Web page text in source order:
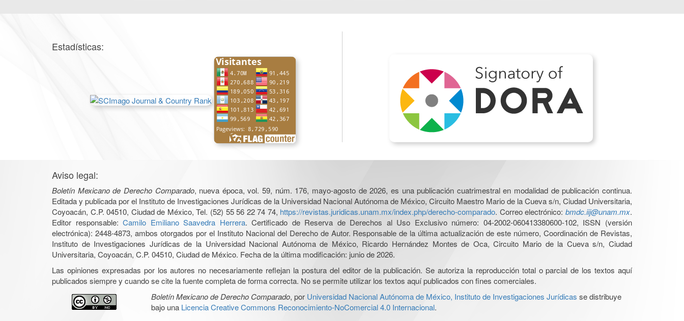
Estadísticas:
Aviso legal:
Boletín Mexicano de Derecho Comparado, nueva época, vol. 59, núm. 176, mayo-agosto de 2026, es una publicación cuatrimestral en modalidad de publicación continua.
Editada y publicada por el Instituto de Investigaciones Jurídicas de la Universidad Nacional Autónoma de México, Circuito Maestro Mario de la Cueva s/n, Ciudad Universitaria,
Coyoacán, C.P. 04510, Ciudad de México, Tel. (52) 55 56 22 74 74, https://revistas.juridicas.unam.mx/index.php/derecho-comparado. Correo electrónico: bmdc.iij@unam.mx.
Editor responsable:Camilo Emiliano Saavedra Herrera. Certificado de Reserva de Derechos al Uso Exclusivo número: 04-2002-060413380600-102, ISSN (versión
electrónica): 2448-4873, ambos otorgados por el Instituto Nacional del Derecho de Autor. Responsable de la última actualización de este número, Coordinación de Revistas,
Instituto de Investigaciones Jurídicas de la Universidad Nacional Autónoma de México, Ricardo Hernández Montes de Oca, Circuito Mario de la Cueva s/n, Ciudad
Universitaria, Coyoacán, C.P. 04510, Ciudad de México. Fecha de la última modificación: junio de 2026.
Las opiniones expresadas por los autores no necesariamente reflejan la postura del editor de la publicación. Se autoriza la reproducción total o parcial de los textos aquí
publicados siempre y cuando se cite la fuente completa de forma correcta. No se permite utilizar los textos aquí publicados con fines comerciales.
Boletín Mexicano de Derecho Comparado, por Universidad Nacional Autónoma de México, Instituto de Investigaciones Jurídicas se distribuye
bajo una Licencia Creative Commons Reconocimiento-NoComercial 4.0 Internacional.